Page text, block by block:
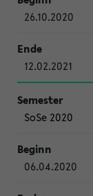
26.10.2020
12.02.2021
SoSe 2020
06.04.2020